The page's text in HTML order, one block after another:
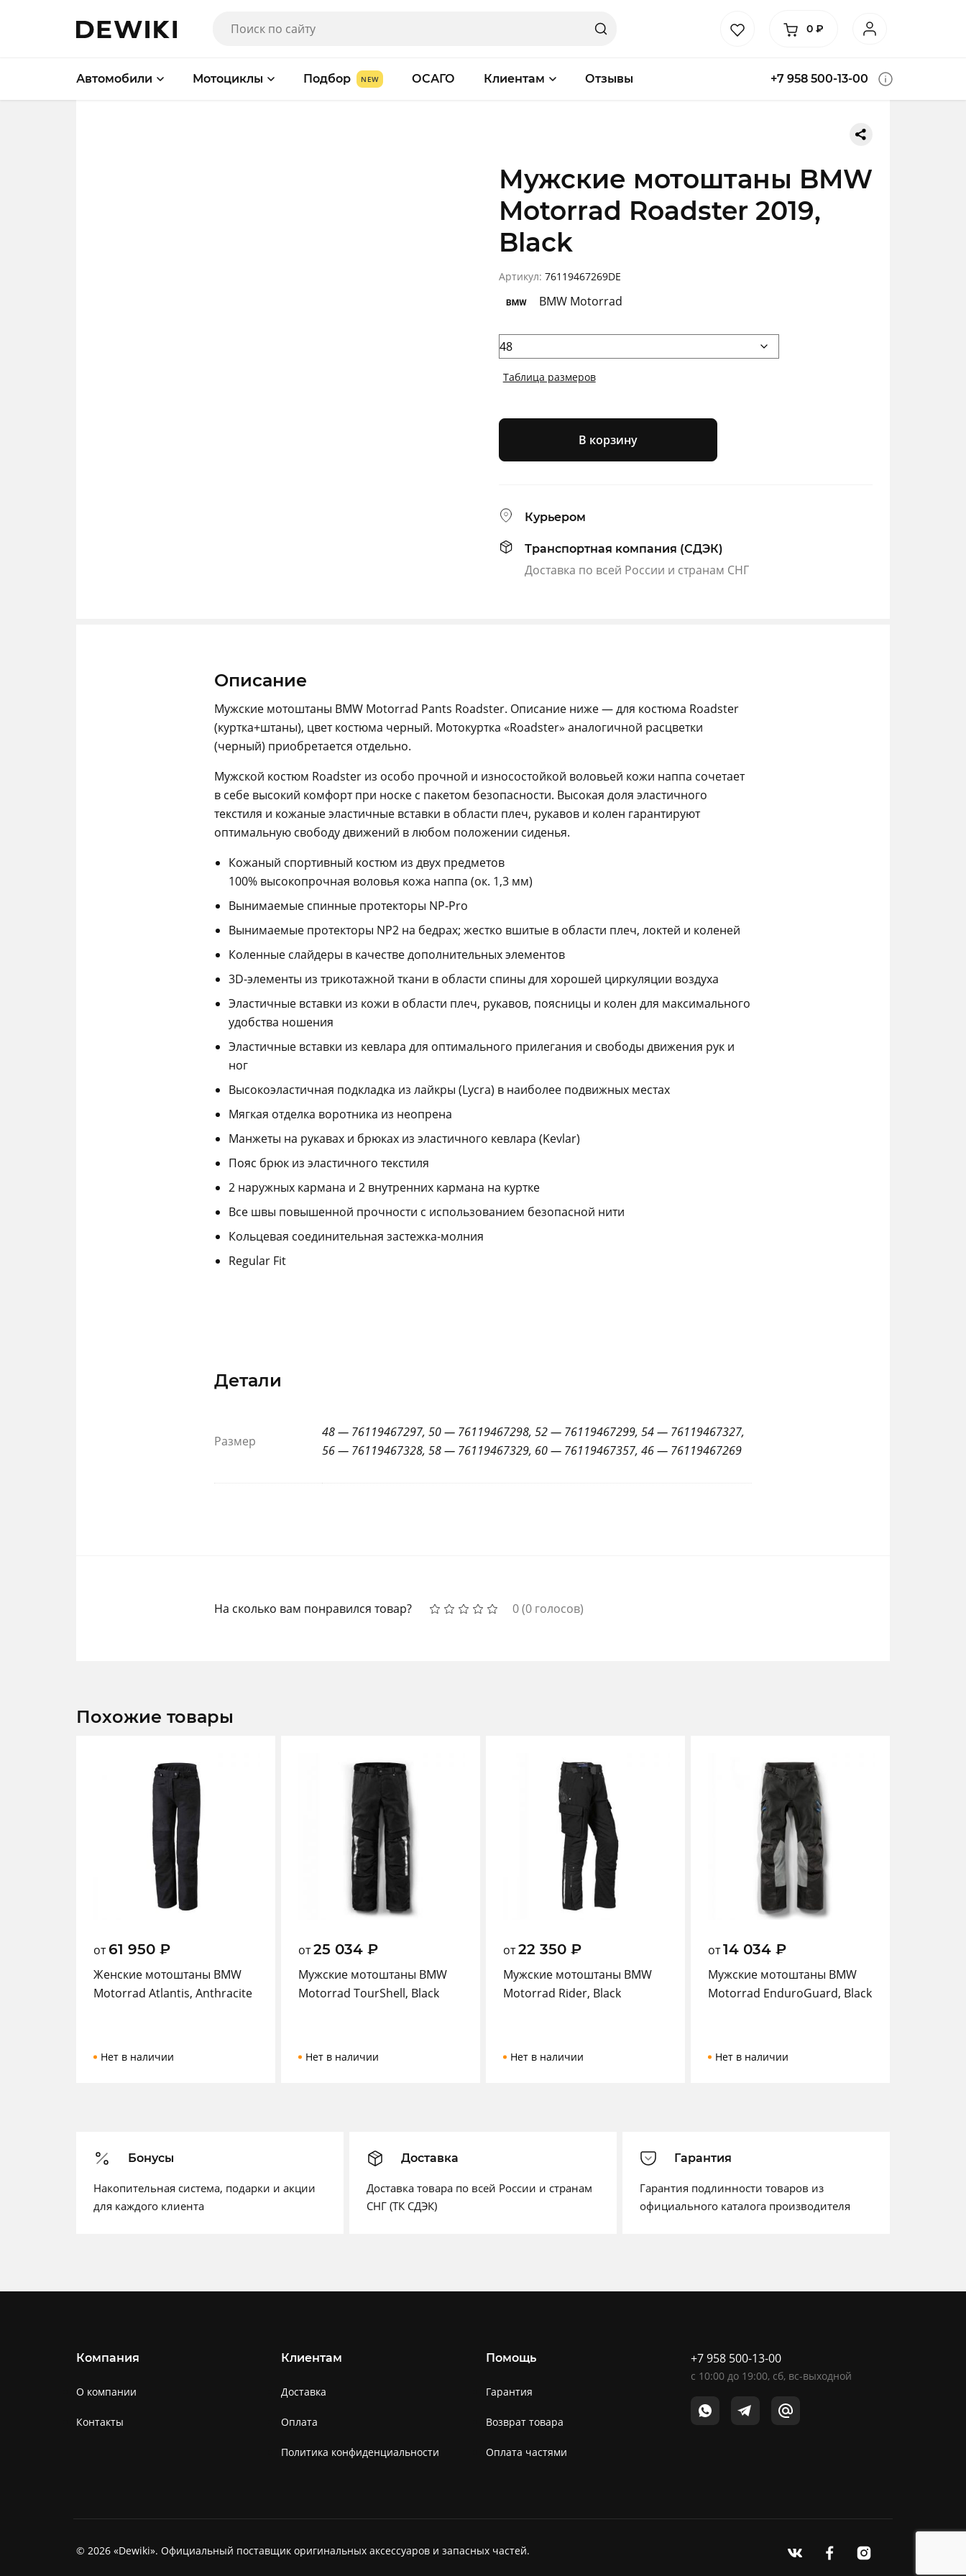
0 ₽
Автомобили Мотоциклы Подбор ОСАГО Клиентам Отзывы +7 958 500-13-00
Мужские мотоштаны BMW
Motorrad Roadster 2019,
Black
Артикул: 76119467269DE
BMW Motorrad
Таблица размеров
В корзину
Курьером
Транспортная компания (СДЭК)
Доставка по всей России и странам СНГ
Описание
Мужские мотоштаны BMW Motorrad Pants Roadster. Описание ниже — для костюма Roadster
(куртка+штаны), цвет костюма черный. Мотокуртка «Roadster» аналогичной расцветки
(черный) приобретается отдельно.
Мужской костюм Roadster из особо прочной и износостойкой воловьей кожи наппа сочетает
в себе высокий комфорт при носке с пакетом безопасности. Высокая доля эластичного
текстиля и кожаные эластичные вставки в области плеч, рукавов и колен гарантируют
оптимальную свободу движений в любом положении сиденья.
Кожаный спортивный костюм из двух предметов
100% высокопрочная воловья кожа наппа (ок. 1,3 мм)
Вынимаемые спинные протекторы NP-Pro
Вынимаемые протекторы NP2 на бедрах; жестко вшитые в области плеч, локтей и коленей
Коленные слайдеры в качестве дополнительных элементов
3D-элементы из трикотажной ткани в области спины для хорошей циркуляции воздуха
Эластичные вставки из кожи в области плеч, рукавов, поясницы и колен для максимального
удобства ношения
Эластичные вставки из кевлара для оптимального прилегания и свободы движения рук и
ног
Высокоэластичная подкладка из лайкры (Lycra) в наиболее подвижных местах
Мягкая отделка воротника из неопрена
Манжеты на рукавах и брюках из эластичного кевлара (Kevlar)
Пояс брюк из эластичного текстиля
2 наружных кармана и 2 внутренних кармана на куртке
Все швы повышенной прочности с использованием безопасной нити
Кольцевая соединительная застежка-молния
Regular Fit
Детали
Размер
48 — 76119467297, 50 — 76119467298, 52 — 76119467299, 54 — 76119467327,
56 — 76119467328, 58 — 76119467329, 60 — 76119467357, 46 — 76119467269
На сколько вам понравился товар? 0(0 голосов)
Похожие товары
от61 950 ₽
Женские мотоштаны BMW
Motorrad Atlantis, Anthracite
Нет в наличии
от25 034 ₽
Мужские мотоштаны BMW
Motorrad TourShell, Black
Нет в наличии
от22 350 ₽
Мужские мотоштаны BMW
Motorrad Rider, Black
Нет в наличии
от14 034 ₽
Мужские мотоштаны BMW
Motorrad EnduroGuard, Black
Нет в наличии
Бонусы
Накопительная система, подарки и акции
для каждого клиента
Доставка
Доставка товара по всей России и странам
СНГ (ТК СДЭК)
Гарантия
Гарантия подлинности товаров из
официального каталога производителя
Компания
О компании
Контакты
Клиентам
Доставка
Оплата
Политика конфиденциальности
Помощь
Гарантия
Возврат товара
Оплата частями
+7 958 500-13-00
c 10:00 до 19:00, сб, вс-выходной
© 2026 «Dewiki». Официальный поставщик оригинальных аксессуаров и запасных частей.